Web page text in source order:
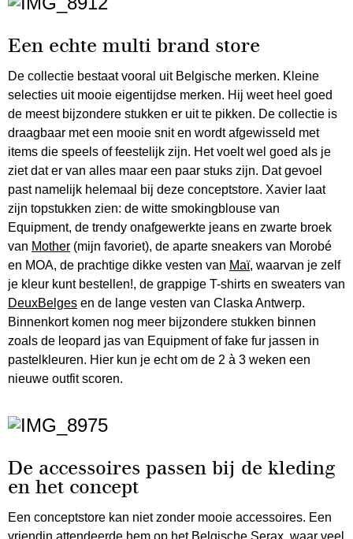
Een echte multi brand store
De collectie bestaat vooral uit Belgische merken. Kleine
selecties uit mooie eigentijdse merken. Hij weet heel goed
de meest bijzondere stukken er uit te pikken. De collectie is
draagbaar met een mooie snit en wordt afgewisseld met
items die speels of feestelijk zijn. Het voelt wel goed als je
ziet dat er van alles maar een paar stuks zijn. Dat gevoel
past namelijk helemaal bij deze conceptstore. Xavier laat
zijn topstukken zien: de witte smokingblouse van
Equipment, de trendy onafgewerkte jeans en zwarte broek
van Mother (mijn favoriet), de aparte sneakers van Morobé
en MOA, de prachtige dikke vesten van Maï, waarvan je zelf
je kleur kunt bestellen!, de grappige T-shirts en sweaters van
DeuxBelges en de lange vesten van Claska Antwerp.
Binnenkort komen nog meer bijzondere stukken binnen
zoals de leopard jas van Equipment of fake fur jassen in
pastelkleuren. Hier kun je echt om de 2 à 3 weken een
nieuwe outfit scoren.
De accessoires passen bij de kleding
en het concept
Een conceptstore kan niet zonder mooie accessoires. Een
vriendin attendeerde hem op het Belgische Serax , waar veel